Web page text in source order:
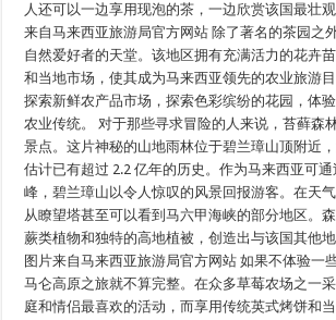
人还可以一边享用现泡的茶，一边欣赏该国最壮
来自马来西亚旅游局官方网站 除了著名的茶园之
自然爱好者的天堂。该地区拥有充满活力的花卉
和当地市场，使其成为马来西亚领先的农业旅游
探索新鲜农产品市场，探索色彩缤纷的花园，体
农业传统。 对于那些寻求冒险的人来说，苔藓森
景点。这片神秘的山地雨林位于碧兰璋山顶附近，
估计已有超过 2.2 亿年的历史。作为马来西亚可
峰，碧兰璋山以令人惊叹的风景回报游客。在天
从瞭望塔甚至可以看到马六甲海峡的部分地区。森
蕨类植物和独特的高地植被，创造出与该国其他地
图片来自马来西亚旅游局官方网站 如果不体验一
马仑高原之旅就不算完整。在众多草莓农场之一
庭和情侣最喜欢的活动，而享用传统英式烤饼和